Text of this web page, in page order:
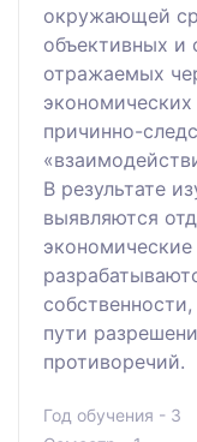
окружающей
объективных и
отражаемых
экономических
причинно-
В результате
выявляются
пути
противоречий.
Год обучения - 3